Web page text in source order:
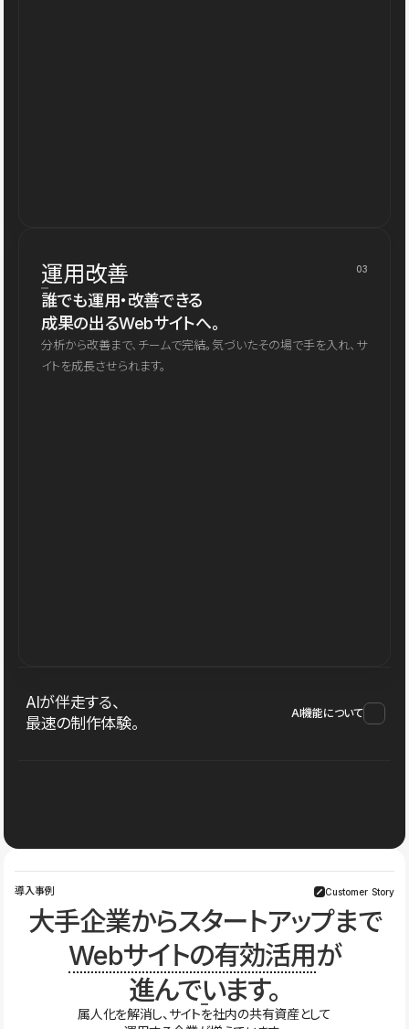
運用改善 03
誰でも運用・改善できる
成果の出るWebサイトへ。
分析から改善まで、チームで完結。気づいたその場で手を入れ、サ
イトを成長させられます。
AIが伴走する、
最速の制作体験。
AI機能について
導入事例 Customer Story
大手企業からスタートアップまで
Webサイトの有効活用が
進んでいます。
属人化を解消し、サイトを社内の共有資産として